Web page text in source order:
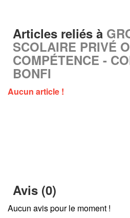
Articles reliés à
SCOLAIRE PRIVÉ
COMPÉTENCE -
BONFI
Aucun article !
Avis (0)
Aucun avis pour le moment !